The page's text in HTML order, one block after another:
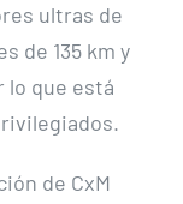
ultras de
de 135 km y
lo que está
de CxM